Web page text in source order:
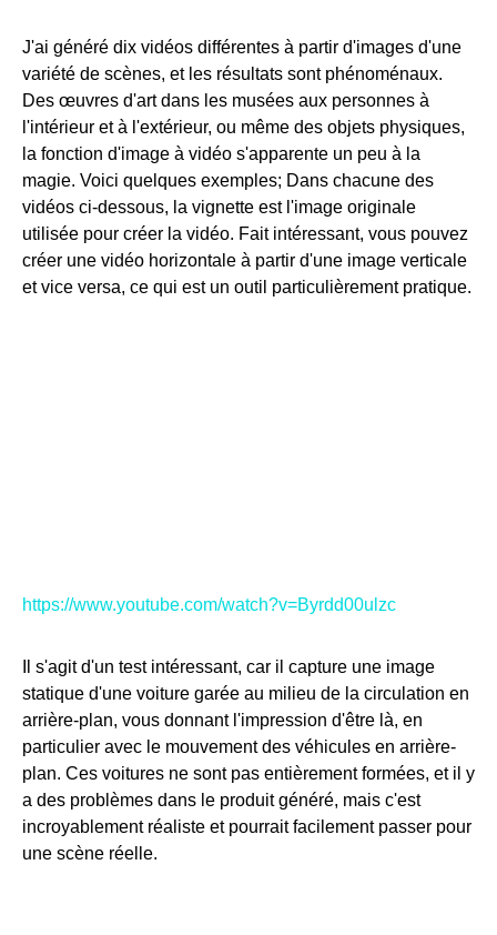
J'ai généré dix vidéos différentes à partir d'images d'une
variété de scènes, et les résultats sont phénoménaux.
Des œuvres d'art dans les musées aux personnes à
l'intérieur et à l'extérieur, ou même des objets physiques,
la fonction d'image à vidéo s'apparente un peu à la
magie. Voici quelques exemples; Dans chacune des
vidéos ci-dessous, la vignette est l'image originale
utilisée pour créer la vidéo. Fait intéressant, vous pouvez
créer une vidéo horizontale à partir d'une image verticale
et vice versa, ce qui est un outil particulièrement pratique.
https://www.youtube.com/watch?v=Byrdd00ulzc
Il s'agit d'un test intéressant, car il capture une image
statique d'une voiture garée au milieu de la circulation en
arrière-plan, vous donnant l'impression d'être là, en
particulier avec le mouvement des véhicules en arrière-
plan. Ces voitures ne sont pas entièrement formées, et il y
a des problèmes dans le produit généré, mais c'est
incroyablement réaliste et pourrait facilement passer pour
une scène réelle.